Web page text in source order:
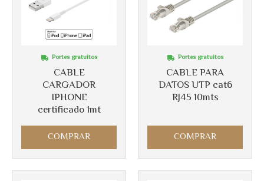
CABLE
CARGADOR
IPHONE
certificado 1mt
Portes gratuitos
COMPRAR
CABLE PARA
DATOS UTP cat6
RJ45 10mts
Portes gratuitos
COMPRAR
Más info Más info